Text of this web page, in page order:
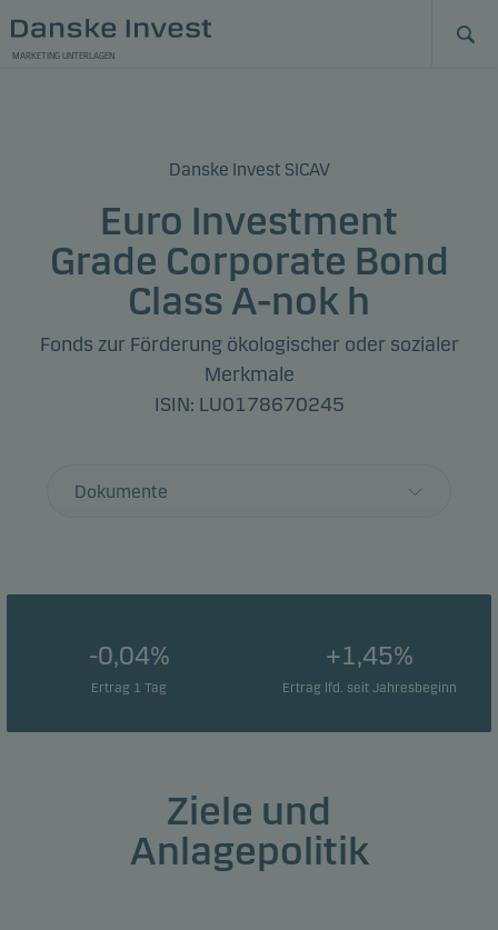
MARKETING UNTERLAGEN
Danske Invest SICAV
Euro Investment
Grade Corporate Bond
Class A-nok h
Fonds zur Förderung ökologischer oder sozialer
Merkmale
ISIN: LU0178670245
Dokumente
-0,04%
Ertrag 1 Tag
+1,45%
Ertrag lfd. seit Jahresbeginn
Ziele und
Anlagepolitik